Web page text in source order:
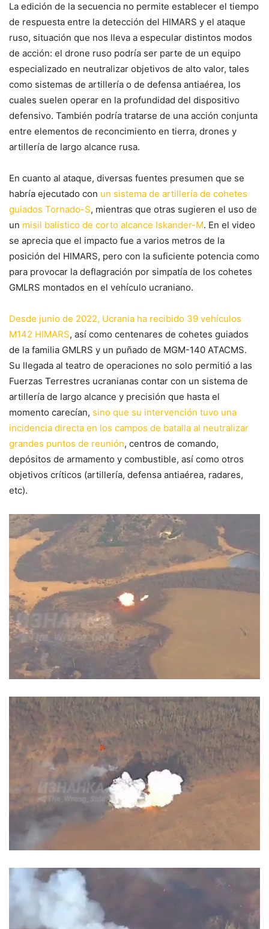
La edición de la secuencia no permite establecer el tiempo
de respuesta entre la detección del HIMARS y el ataque
ruso, situación que nos lleva a especular distintos modos
de acción: el drone ruso podría ser parte de un equipo
especializado en neutralizar objetivos de alto valor, tales
como sistemas de artillería o de defensa antiaérea, los
cuales suelen operar en la profundidad del dispositivo
defensivo. También podría tratarse de una acción conjunta
entre elementos de reconcimiento en tierra, drones y
artillería de largo alcance rusa.
En cuanto al ataque, diversas fuentes presumen que se
habría ejecutado con un sistema de artillería de cohetes
guiados Tornado-S, mientras que otras sugieren el uso de
un misil balístico de corto alcance Iskander-M. En el video
se aprecia que el impacto fue a varios metros de la
posición del HIMARS, pero con la suficiente potencia como
para provocar la deflagración por simpatía de los cohetes
GMLRS montados en el vehículo ucraniano.
Desde junio de 2022, Ucrania ha recibido 39 vehículos
M142 HIMARS, así como centenares de cohetes guiados
de la familia GMLRS y un puñado de MGM-140 ATACMS.
Su llegada al teatro de operaciones no solo permitió a las
Fuerzas Terrestres ucranianas contar con un sistema de
artillería de largo alcance y precisión que hasta el
momento carecían, sino que su intervención tuvo una
incidencia directa en los campos de batalla al neutralizar
grandes puntos de reunión, centros de comando,
depósitos de armamento y combustible, así como otros
objetivos críticos (artillería, defensa antiaérea, radares,
etc).